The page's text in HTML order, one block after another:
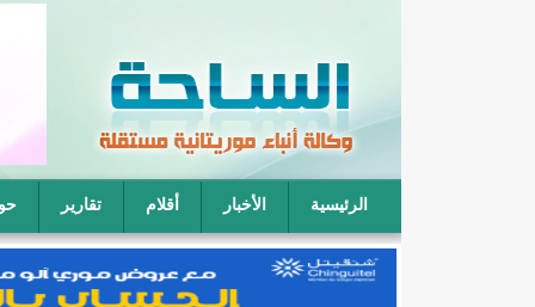
الرئيسية الأخبار أقلام تقارير
فقيه موريتاني: يمكن لأربعة رجال أن يتناوبوا على